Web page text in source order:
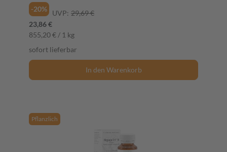
-20%
UVP: 29,69 €
23,86 €
855,20 € / 1 kg
sofort lieferbar
In den Warenkorb
Pflanzlich